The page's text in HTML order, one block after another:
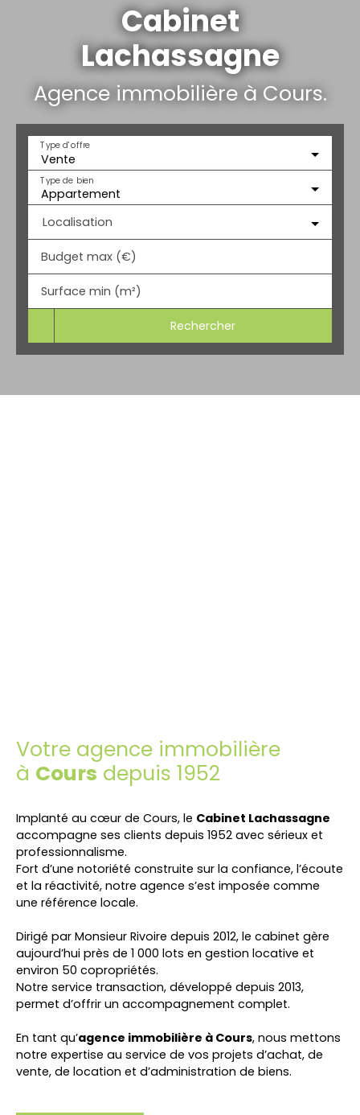
Cabinet
Lachassagne
Agence immobilière à Cours.
Vente
Type d'offre
Appartement
Type de bien
Localisation
Budget max (€)
Surface min (m²)
Rechercher
Votre agence immobilière
à Cours depuis 1952
Implanté au cœur de Cours, le Cabinet Lachassagne
accompagne ses clients depuis 1952 avec sérieux et
professionnalisme.
Fort d’une notoriété construite sur la confiance, l’écoute
et la réactivité, notre agence s’est imposée comme
une référence locale.
Dirigé par Monsieur Rivoire depuis 2012, le cabinet gère
aujourd’hui près de 1 000 lots en gestion locative et
environ 50 copropriétés.
Notre service transaction, développé depuis 2013,
permet d’offrir un accompagnement complet.
En tant qu’agence immobilière à Cours, nous mettons
notre expertise au service de vos projets d’achat, de
vente, de location et d’administration de biens.